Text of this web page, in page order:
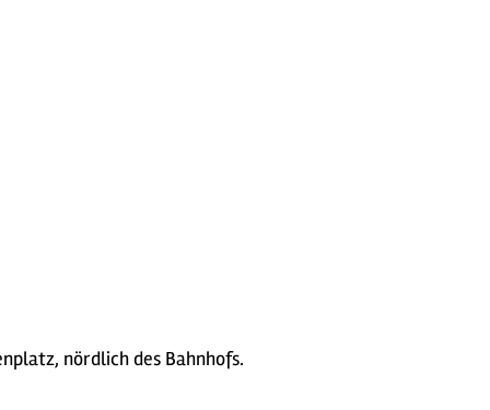
nördlich des Bahnhofs.